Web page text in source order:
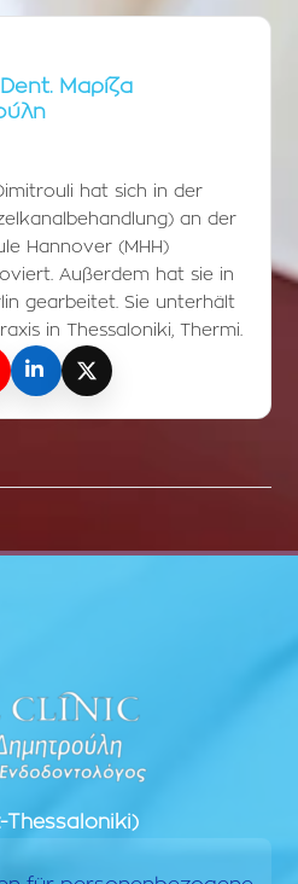
Μαρίζα
hat sich in der
an der
Hannover (MHH)
Außerdem hat sie in
gearbeitet. Sie unterhält
in Thessaloniki, Thermi.
LinkedInX (Twitter)
Thessaloniki)